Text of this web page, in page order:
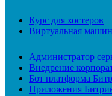
Курс для хостеров
Виртуальная
Администратор
Внедрение
Бот платформа
Приложения